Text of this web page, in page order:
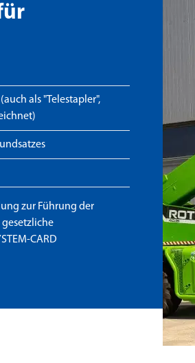
als "Telestapler",
zur Führung der
CARD